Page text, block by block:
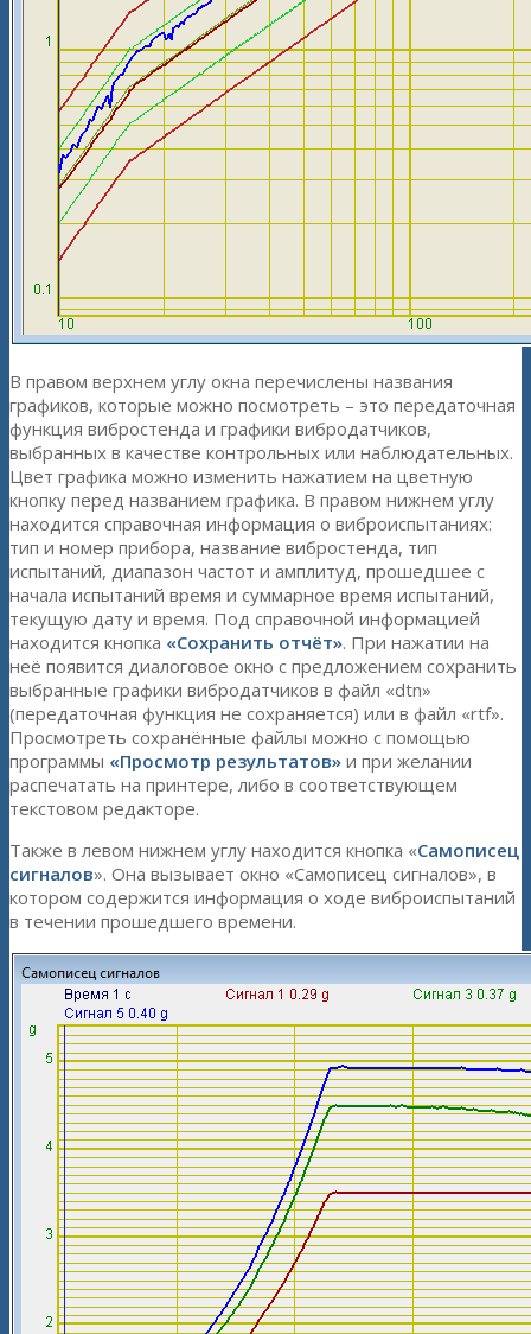
В правом верхнем углу окна перечислены названия
графиков, которые можно посмотреть – это передаточная
функция вибростенда и графики вибродатчиков,
выбранных в качестве контрольных или наблюдательных.
Цвет графика можно изменить нажатием на цветную
кнопку перед названием графика. В правом нижнем углу
находится справочная информация о виброиспытаниях:
тип и номер прибора, название вибростенда, тип
испытаний, диапазон частот и амплитуд, прошедшее с
начала испытаний время и суммарное время испытаний,
текущую дату и время. Под справочной информацией
находится кнопка «Сохранить отчёт». При нажатии на
неё появится диалоговое окно с предложением сохранить
выбранные графики вибродатчиков в файл «dtn»
(передаточная функция не сохраняется) или в файл «rtf».
Просмотреть сохранённые файлы можно с помощью
программы «Просмотр результатов» и при желании
распечатать на принтере, либо в соответствующем
текстовом редакторе.
Также в левом нижнем углу находится кнопка «Самописец
сигналов». Она вызывает окно «Самописец сигналов», в
котором содержится информация о ходе виброиспытаний
в течении прошедшего времени.